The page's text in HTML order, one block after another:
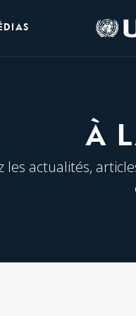
Logo
de
À
les actualités,